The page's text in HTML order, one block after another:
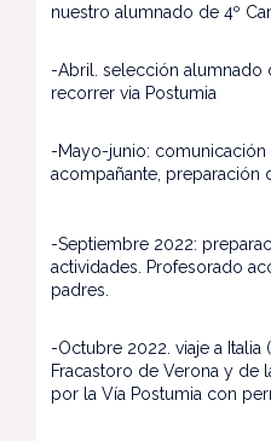
nuestro alumnado de 4º
-Abril. selección alumnado
recorrer via Postumia
-Mayo-junio:
acompañante, preparación
-Septiembre 2022:
actividades. Profesorado
padres.
-Octubre 2022. viaje a Italia
Fracastoro de Verona y de
por la Vía Postumia con